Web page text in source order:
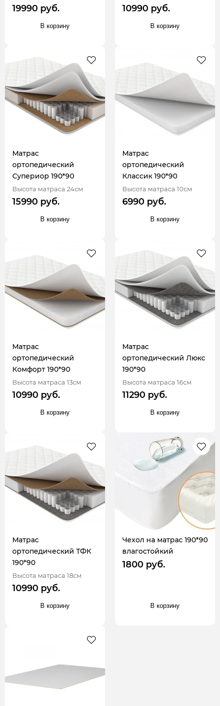
19990 руб.
В корзину
10990 руб.
В корзину
Матрас
ортопедический
Супериор 190*90
Высота матраса 24см
15990 руб.
В корзину
Матрас
ортопедический
Классик 190*90
Высота матраса 10см
6990 руб.
В корзину
Матрас
ортопедический
Комфорт 190*90
Высота матраса 13см
10990 руб.
В корзину
Матрас
ортопедический Люкс
190*90
Высота матраса 16см
11290 руб.
В корзину
Матрас
ортопедический ТФК
190*90
Высота матраса 18см
10990 руб.
В корзину
Чехол на матрас 190*90
влагостойкий
1800 руб.
В корзину